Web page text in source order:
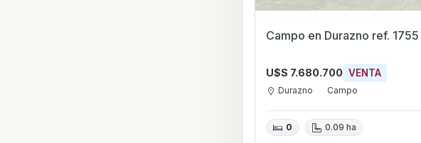
Campo en Durazno ref. 1755
U$S 7.680.700 VENTA
Durazno Campo
0 0.09 ha